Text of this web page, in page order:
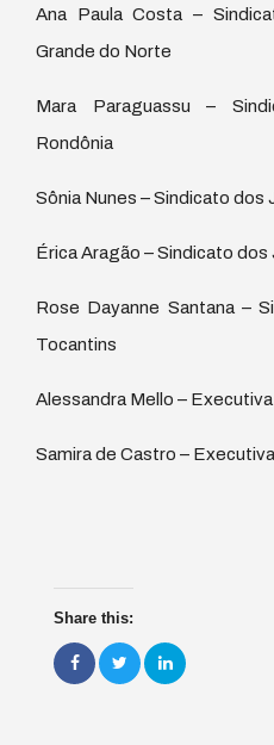
Ana Paula Costa –
Grande do Norte
Mara Paraguassu –
Rondônia
Sônia Nunes – Sindicato dos
Érica Aragão – Sindicato
Rose Dayanne Santana –
Tocantins
Alessandra Mello –
Samira de Castro –
Share this: